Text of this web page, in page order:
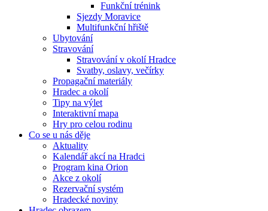
Funkční trénink
Sjezdy Moravice
Multifunkční hřiště
Ubytování
Stravování
Stravování v okolí Hradce
Svatby, oslavy, večírky
Propagační materiály
Hradec a okolí
Tipy na výlet
Interaktivní mapa
Hry pro celou rodinu
Co se u nás děje
Aktuality
Kalendář akcí na Hradci
Program kina Orion
Akce z okolí
Rezervační systém
Hradecké noviny